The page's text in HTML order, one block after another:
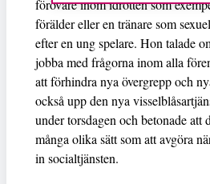
förövare inom idrotten som
förälder eller en tränare som
efter en ung spelare. Hon talade
jobba med frågorna inom alla
att förhindra nya övergrepp och
också upp den nya
under torsdagen och betonade att
många olika sätt som att avgöra
in socialtjänsten.